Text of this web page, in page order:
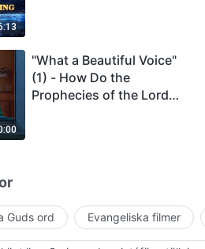
"What a Beautiful Voice"
(1) - How Do the
Prophecies of the Lord
Guds ord Evangeliska filmer